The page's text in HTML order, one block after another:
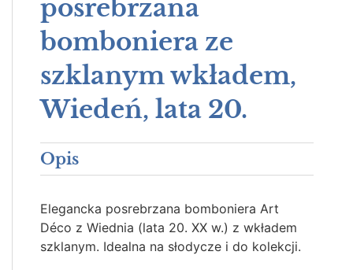
posrebrzana
bomboniera ze
szklanym wkładem,
Wiedeń, lata 20.
Opis
Elegancka posrebrzana bomboniera Art
Déco z Wiednia (lata 20. XX w.) z wkładem
szklanym. Idealna na słodycze i do kolekcji.